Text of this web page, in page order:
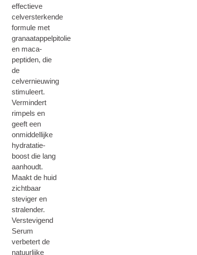
effectieve
celversterkende
formule met
granaatappelpitolie
en maca-
peptiden, die
de
celvernieuwing
stimuleert.
Vermindert
rimpels en
geeft een
onmiddellijke
hydratatie-
boost die lang
aanhoudt.
Maakt de huid
zichtbaar
steviger en
stralender.
Verstevigend
Serum
verbetert de
natuurlijke